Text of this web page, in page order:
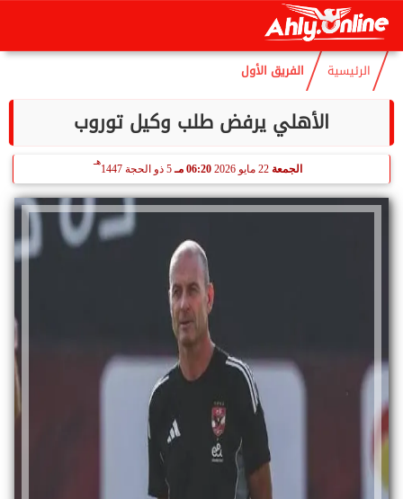
السبت
الرئيسية الفريق الأول
الأهلي يرفض طلب وكيل توروب
الجمعة 06:20 مـ 5 ذو الحجة 1447
هـ